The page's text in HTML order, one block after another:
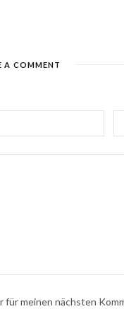
A COMMENT
für meinen nächsten